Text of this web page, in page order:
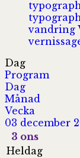
vandring
Dag
Program
Dag
Månad
Vecka
03 december
3 ons
Heldag